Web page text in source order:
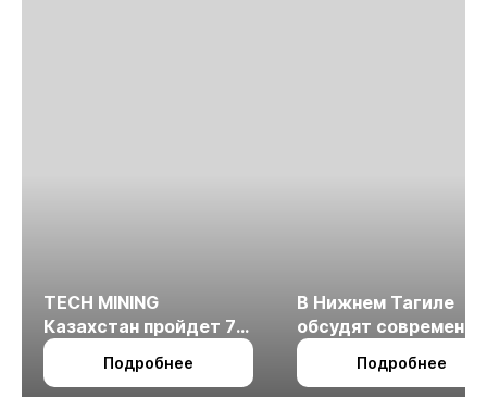
TECH MINING
Казахстан пройдет 7
октября в Алматы
Подробнее
В Нижнем Тагиле
обсудят
технологии
измельчения
Подробнее